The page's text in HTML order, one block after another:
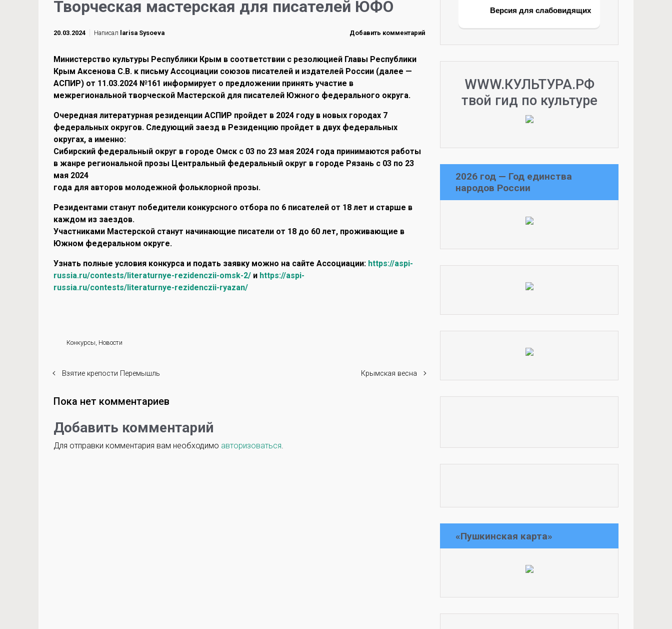
Творческая мастерская для писателей ЮФО
20.03.2024 Написал larisa Sysoeva Добавить комментарий
Министерство культуры Республики Крым в соответствии с резолюцией Главы Республики
Крым Аксенова С.В. к письму Ассоциации союзов писателей и издателей России (далее —
АСПИР) от 11.03.2024 №161 информирует о предложении принять участие в
межрегиональной творческой Мастерской для писателей Южного федерального округа.
Очередная литературная резиденции АСПИР пройдет в 2024 году в новых городах 7
федеральных округов. Следующий заезд в Резиденцию пройдет в двух федеральных
округах, а именно:
Сибирский федеральный округ в городе Омск с 03 по 23 мая 2024 года принимаются работы
в жанре региональной прозы Центральный федеральный округ в городе Рязань с 03 по 23
мая 2024
года для авторов молодежной фольклорной прозы.
Резидентами станут победители конкурсного отбора по 6 писателей от 18 лет и старше в
каждом из заездов.
Участниками Мастерской станут начинающие писатели от 18 до 60 лет, проживающие в
Южном федеральном округе.
Узнать полные условия конкурса и подать заявку можно на сайте Ассоциации: https://aspi-
russia.ru/contests/literaturnye-rezidenczii-omsk-2/ и https://aspi-
russia.ru/contests/literaturnye-rezidenczii-ryazan/
Конкурсы, Новости
Взятие крепости Перемышль Крымская весна
Пока нет комментариев
Добавить комментарий
Для отправки комментария вам необходимо авторизоваться.
Версия для слабовидящих
WWW.КУЛЬТУРА.РФ
твой гид по культуре
2026 год — Год единства
народов России
«Пушкинская карта»